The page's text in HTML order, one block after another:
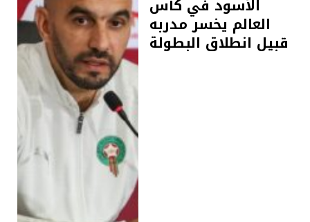
الأسود في كأس
العالم يخسر مدربه
قبيل انطلاق البطولة